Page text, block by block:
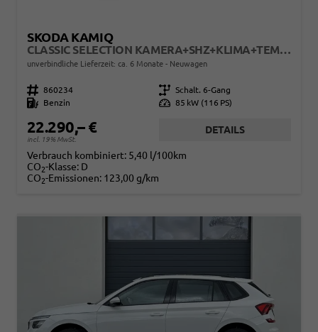
SKODA KAMIQ
CLASSIC SELECTION KAMERA+SHZ+KLIMA+TEMPOMAT+LED+16" LM
unverbindliche Lieferzeit: ca. 6 Monate Neuwagen
Fahrzeugnr. 860234 Getriebe Schalt. 6-Gang
Kraftstoff
Benzin Leistung 85 kW (116 PS)
22.290,– €
incl. 19% MwSt.
DETAILS
Verbrauch kombiniert: 5,40 l/100km
CO2-Klasse: D
CO2-Emissionen: 123,00 g/km